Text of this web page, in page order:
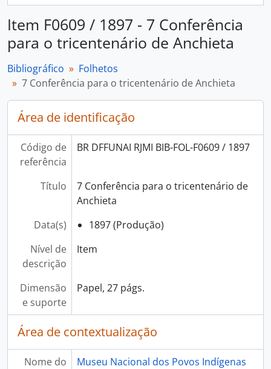
Item F0609 / 1897 - 7 Conferência
para o tricentenário de Anchieta
Bibliográfico
Folhetos
7 Conferência para o tricentenário de Anchieta
Área de identificação
Código de
referência
BR DFFUNAI RJMI BIB-FOL-F0609 / 1897
Título
7 Conferência para o tricentenário de
Anchieta
Data(s)
1897 (Produção)
Nível de
descrição
Item
Dimensão
e suporte
Papel, 27 págs.
Área de contextualização
Nome do
Museu Nacional dos Povos Indígenas